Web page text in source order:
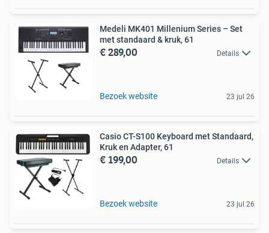
Medeli MK401 Millenium Series – Set
met standaard & kruk, 61
€ 289,00 Details
Bezoek website 23 jul 26
Casio CT-S100 Keyboard met Standaard,
Kruk en Adapter, 61
€ 199,00 Details
Bezoek website 23 jul 26